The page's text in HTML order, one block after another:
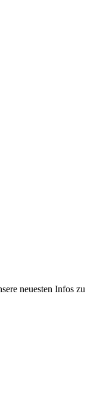
neuesten Infos zu